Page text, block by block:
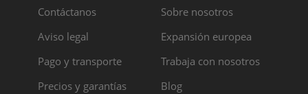
Contáctanos
Aviso legal
Pago y transporte
Precios y garantías
Sobre nosotros
Expansión europea
Trabaja con nosotros
Blog